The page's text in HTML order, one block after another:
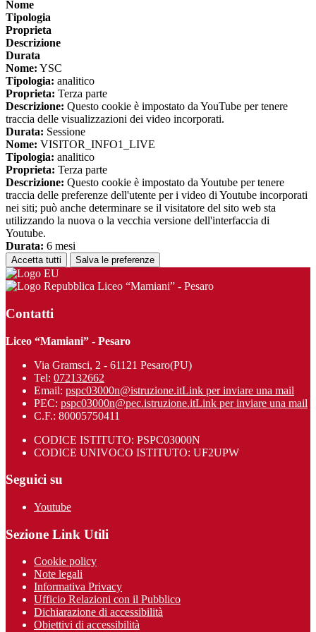
Nome
Tipologia
Proprieta
Descrizione
Durata
Nome: YSC
Tipologia: analitico
Proprieta: Terza parte
Descrizione: Questo cookie è impostato da YouTube per tenere
traccia delle visualizzazioni dei video incorporati.
Durata: Sessione
Nome: VISITOR_INFO1_LIVE
Tipologia: analitico
Proprieta: Terza parte
Descrizione: Questo cookie è impostato da Youtube per tenere
traccia delle preferenze dell'utente per i video di Youtube incorporati
nei siti; può anche determinare se il visitatore del sito web sta
utilizzando la nuova o la vecchia versione dell'interfaccia di
Youtube.
Durata: 6 mesi
Accetta tutti Salva le preferenze
Liceo “Mamiani” - Pesaro
Contatti
Liceo “Mamiani” - Pesaro
Via Gramsci, 2 - 61121 Pesaro(PU)
Tel: 072132662
Email: pspc03000n@istruzione.itLink per inviare una mail
PEC: pspc03000n@pec.istruzione.itLink per inviare una mail
C.F.: 80005750411
CODICE ISTITUTO: PSPC03000N
CODICE UNIVOCO ISTITUTO: UF2UPW
Seguici su
Youtube
Sezione Link Utili
Cookie policy
Note legali
Informativa Privacy
Ufficio Relazioni con il Pubblico
Dichiarazione di accessibilità
Obiettivi di accessibilità